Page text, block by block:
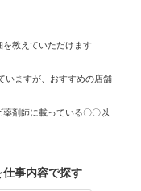
を教えていただけます
いますが、おすすめの店舗
薬剤師に載っている〇〇以
事内容で探す